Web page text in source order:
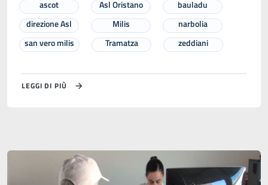
ascot
Asl Oristano
bauladu
direzione Asl
Milis
narbolia
san vero milis
Tramatza zeddiani
LEGGI DI PIÙ